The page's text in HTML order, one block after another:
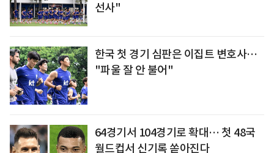
선사"
한국 첫 경기 심판은 이집트 변호사…
"파울 잘 안 불어"
64경기서 104경기로 확대… 첫 48국
월드컵서 신기록 쏟아진다